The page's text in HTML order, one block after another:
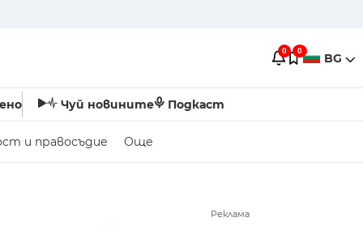
0 0 BG
Чуй новините Подкаст
и правосъдие Още
Реклама